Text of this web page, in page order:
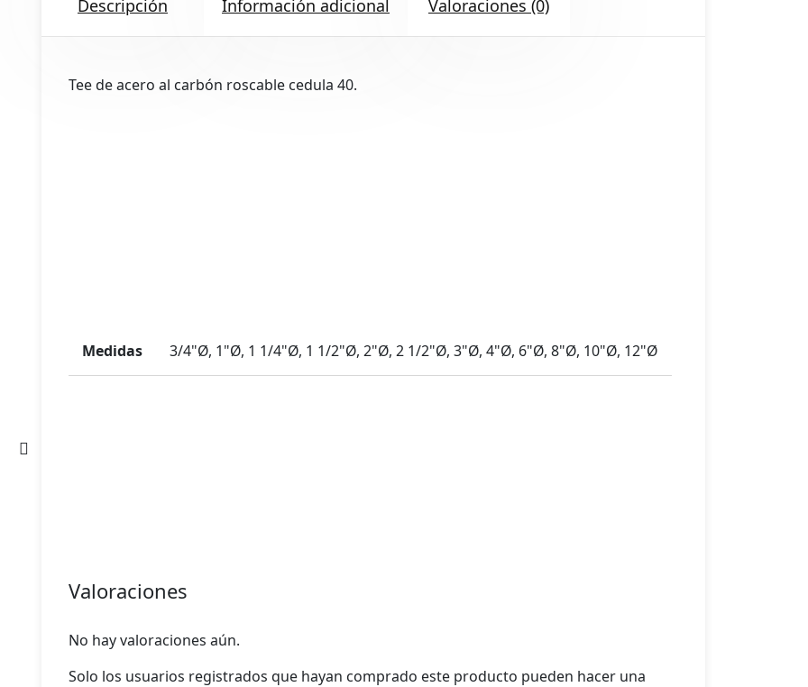
Descripción Información adicional Valoraciones (0)
Tee de acero al carbón roscable cedula 40.
Medidas 3/4"Ø, 1"Ø, 1 1/4"Ø, 1 1/2"Ø, 2"Ø, 2 1/2"Ø, 3"Ø, 4"Ø, 6"Ø, 8"Ø, 10"Ø, 12"Ø
Valoraciones
No hay valoraciones aún.
Solo los usuarios registrados que hayan comprado este producto pueden hacer una